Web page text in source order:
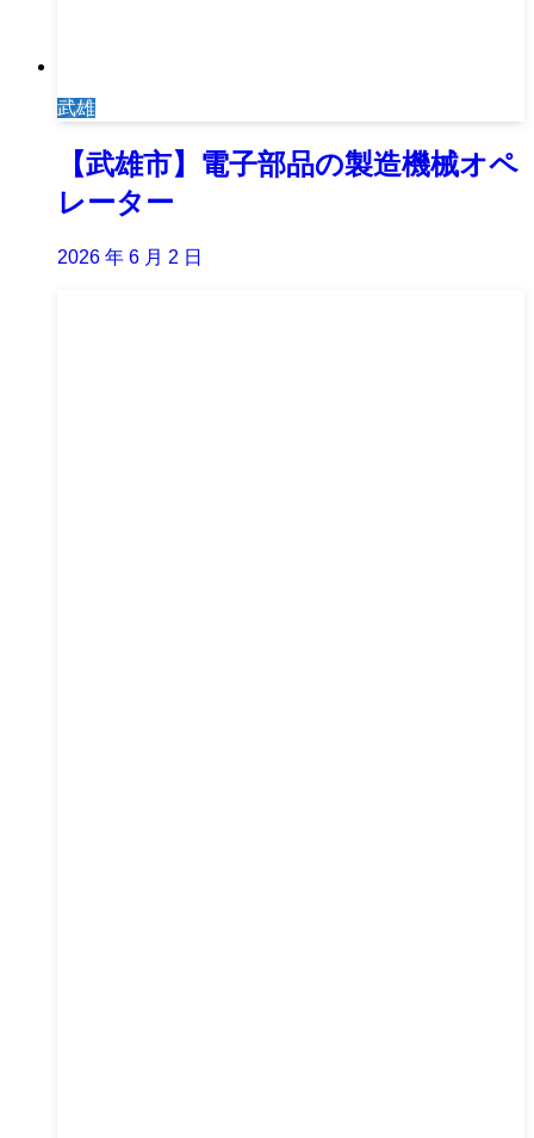
武雄
【武雄市】電子部品の製造機械オペ
レーター
2026 年 6 月 2 日